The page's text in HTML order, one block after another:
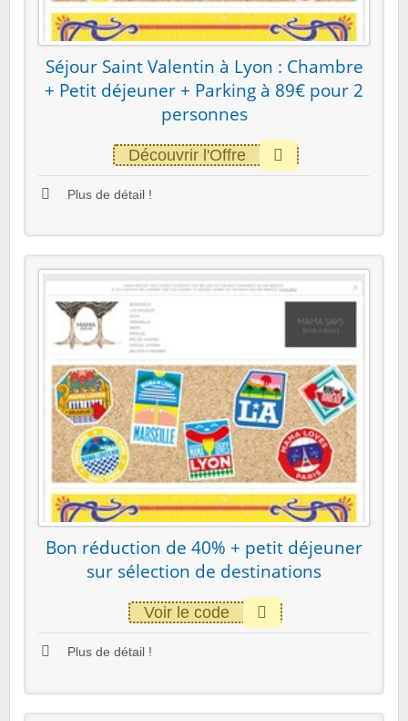
Séjour Saint Valentin à Lyon : Chambre
+ Petit déjeuner + Parking à 89€ pour 2
personnes
Découvrir l'Offre
Plus de détail !
Bon réduction de 40% + petit déjeuner
sur sélection de destinations
Voir le code
Plus de détail !